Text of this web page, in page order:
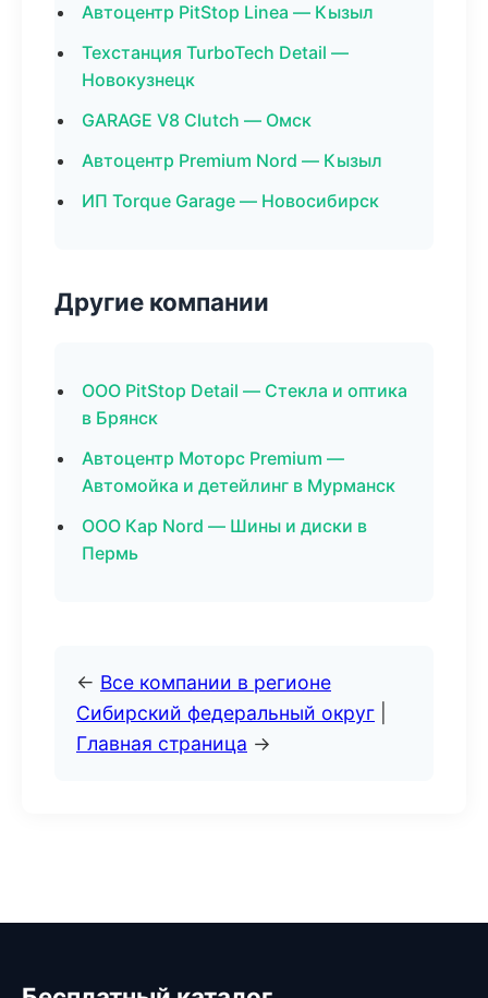
Автоцентр PitStop Linea — Кызыл
Техстанция TurboTech Detail —
Новокузнецк
GARAGE V8 Clutch — Омск
Автоцентр Premium Nord — Кызыл
ИП Torque Garage — Новосибирск
Другие компании
ООО PitStop Detail — Стекла и оптика
в Брянск
Автоцентр Моторс Premium —
Автомойка и детейлинг в Мурманск
ООО Кар Nord — Шины и диски в
Пермь
← Все компании в регионе
Сибирский федеральный округ
Главная страница →